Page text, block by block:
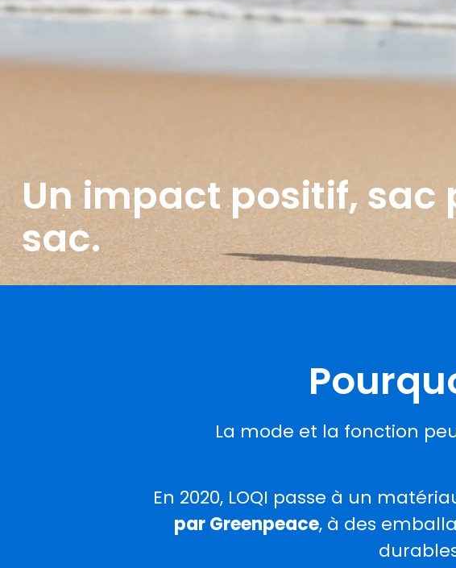
Un impact positif, sac
sac.
La mode et la fonction
En 2020, LOQI passe à un
par Greenpeace, à des